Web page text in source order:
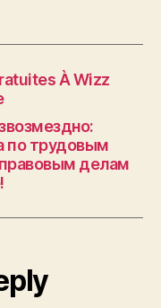
À Wizz
по трудовым
делам